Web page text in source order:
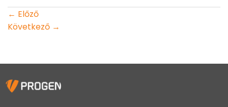
← Előző
Következő →